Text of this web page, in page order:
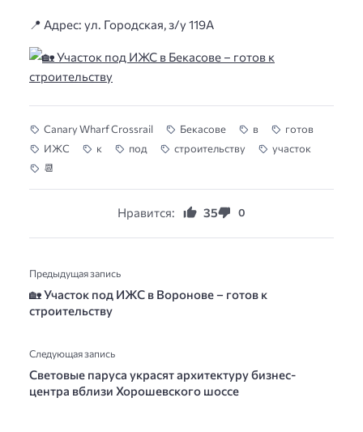
📍 Адрес: ул. Городская, з/у 119А
Canary Wharf Crossrail Бекасове в
готов
ИЖС
к под строительству
участок
📆
Нравится: 35 0
Предыдущая запись
🏡 Участок под ИЖС в Воронове – готов к
строительству
Следующая запись
Cветовые паруса украсят архитектуру бизнес-
центра вблизи Хорошевского шоссе